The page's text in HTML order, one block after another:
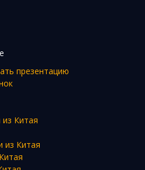
презентацию
Китая
из Китая